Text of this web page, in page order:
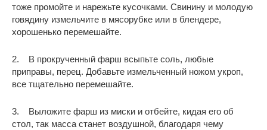
тоже промойте и нарежьте кусочками. Свинину и молодую
говядину измельчите в мясорубке или в блендере,
хорошенько перемешайте.
2. В прокрученный фарш всыпьте соль, любые
приправы, перец. Добавьте измельченный ножом укроп,
все тщательно перемешайте.
3. Выложите фарш из миски и отбейте, кидая его об
стол, так масса станет воздушной, благодаря чему